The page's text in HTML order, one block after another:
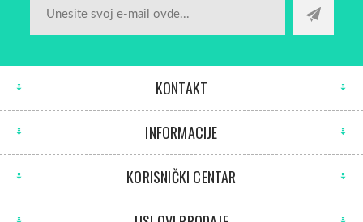
KONTAKT
INFORMACIJE
KORISNIČKI CENTAR